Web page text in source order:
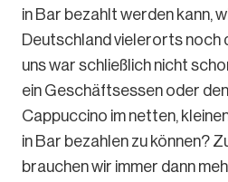
in Bar bezahlt werden kann,
Deutschland vielerorts noch
uns war schließlich nicht
ein Geschäftsessen oder
Cappuccino im netten,
in Bar bezahlen zu können?
brauchen wir immer dann